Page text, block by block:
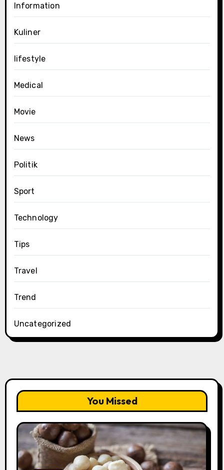
Information
Kuliner
lifestyle
Medical
Movie
News
Politik
Sport
Technology
Tips
Travel
Trend
Uncategorized
You Missed